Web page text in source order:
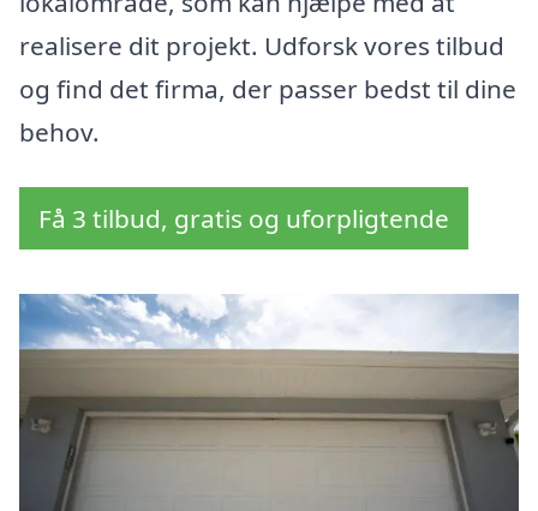
realisere dit projekt. Udforsk vores tilbud
og find det firma, der passer bedst til dine
behov.
Få 3 tilbud, gratis og uforpligtende